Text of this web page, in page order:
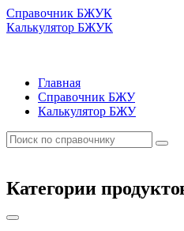
Справочник БЖУК
Калькулятор БЖУК
Главная
Справочник БЖУ
Калькулятор БЖУ
Категории